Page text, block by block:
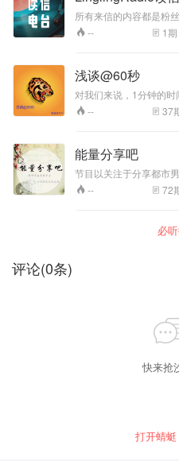
所有来信的内容都是粉
兴许能解决你现在的困
人 不如写
-- 1期
浅谈@60秒
对我们来说，1分钟的时
不短。那我们就来做个
钟的话，咱们可以聊点
与每一期的观点不大一
系，我们呢也不去讲所谓的理想。
家来聊聊天，一期一个
-- 37
能量分享吧
节目以关注于分享都市
情感、心理问题为宗旨
与性于一体。栏目故事
-- 72
必
评论(0条)
快来抢
打开蜻